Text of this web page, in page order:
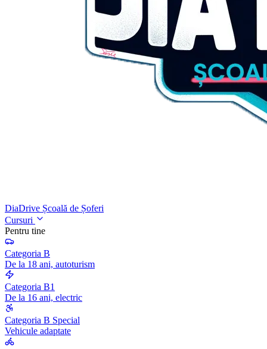
DiaDrive Școală de Șoferi
Cursuri
Pentru tine
Categoria B
De la 18 ani, autoturism
Categoria B1
De la 16 ani, electric
Categoria B Special
Vehicule adaptate